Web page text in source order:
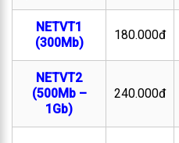
NETVT1
(300Mb)
180.000đ
NETVT2
(500Mb –
1Gb)
240.000đ